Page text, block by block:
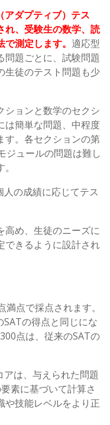
アダプティブ）テス
れ、受験生の数学、読
測定します。 適応型
問題ごとに、試験問題
生徒のテスト問題も少
ションと数学のセクシ
は簡単な問題、中程度
す。各セクションの第
ジュールの問題は難し
の成績に応じてテス
高め、生徒のニーズに
できるように設計され
点で採点されます。
の得点と同じにな
点は、従来のSATの
は、与えられた問題
素に基づいて計算さ
や技能レベルをより正